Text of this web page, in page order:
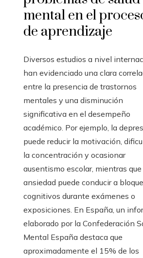
mental en el
de aprendizaje
Diversos estudios a nivel
han evidenciado una clara
entre la presencia de trastornos
mentales y una disminución
significativa en el desempeño
académico. Por ejemplo, la
puede reducir la motivación,
la concentración y ocasionar
ausentismo escolar, mientras
ansiedad puede conducir a
cognitivos durante exámenes o
exposiciones. En España, un
elaborado por la Confederación
Mental España destaca que
aproximadamente el 15% de los